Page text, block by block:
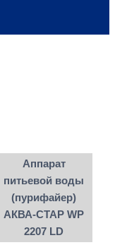
Аппарат
питьевой воды
(пурифайер)
АКВА-СТАР WP
2207 LD